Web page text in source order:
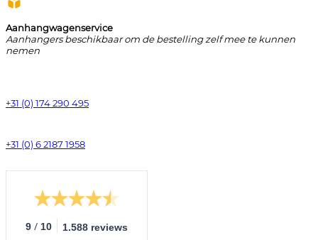
Aanhangwagenservice
Aanhangers beschikbaar om de bestelling zelf mee te kunnen
nemen
+31 (0) 174 290 495
+31 (0) 6 2187 1958
9 / 10 1.588 reviews